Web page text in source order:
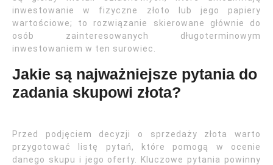
inwestowanie w fizyczne złoto lub jego papiery
wartościowe; to rozwiązanie skierowane głównie do
osób zainteresowanych długoterminowym
inwestowaniem w ten surowiec.
Jakie są najważniejsze pytania do
zadania skupowi złota?
Przed podjęciem decyzji o sprzedaży złota warto
przygotować listę pytań, które pomogą w ocenie
danego skupu i jego oferty. Kluczowe pytania powinny